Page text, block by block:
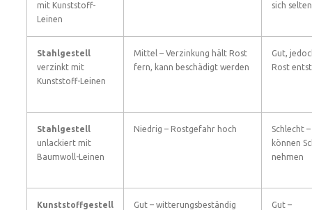
mit Kunststoff-
Leinen
sich selten
Stahlgestell
verzinkt mit
Kunststoff-Leinen
Mittel – Verzinkung hält Rost
fern, kann beschädigt werden
Gut,
Rost
Stahlgestell
unlackiert mit
Baumwoll-Leinen
Niedrig – Rostgefahr hoch
Schlecht
können
nehmen
Kunststoffgestell
Gut – witterungsbeständig
Gut –